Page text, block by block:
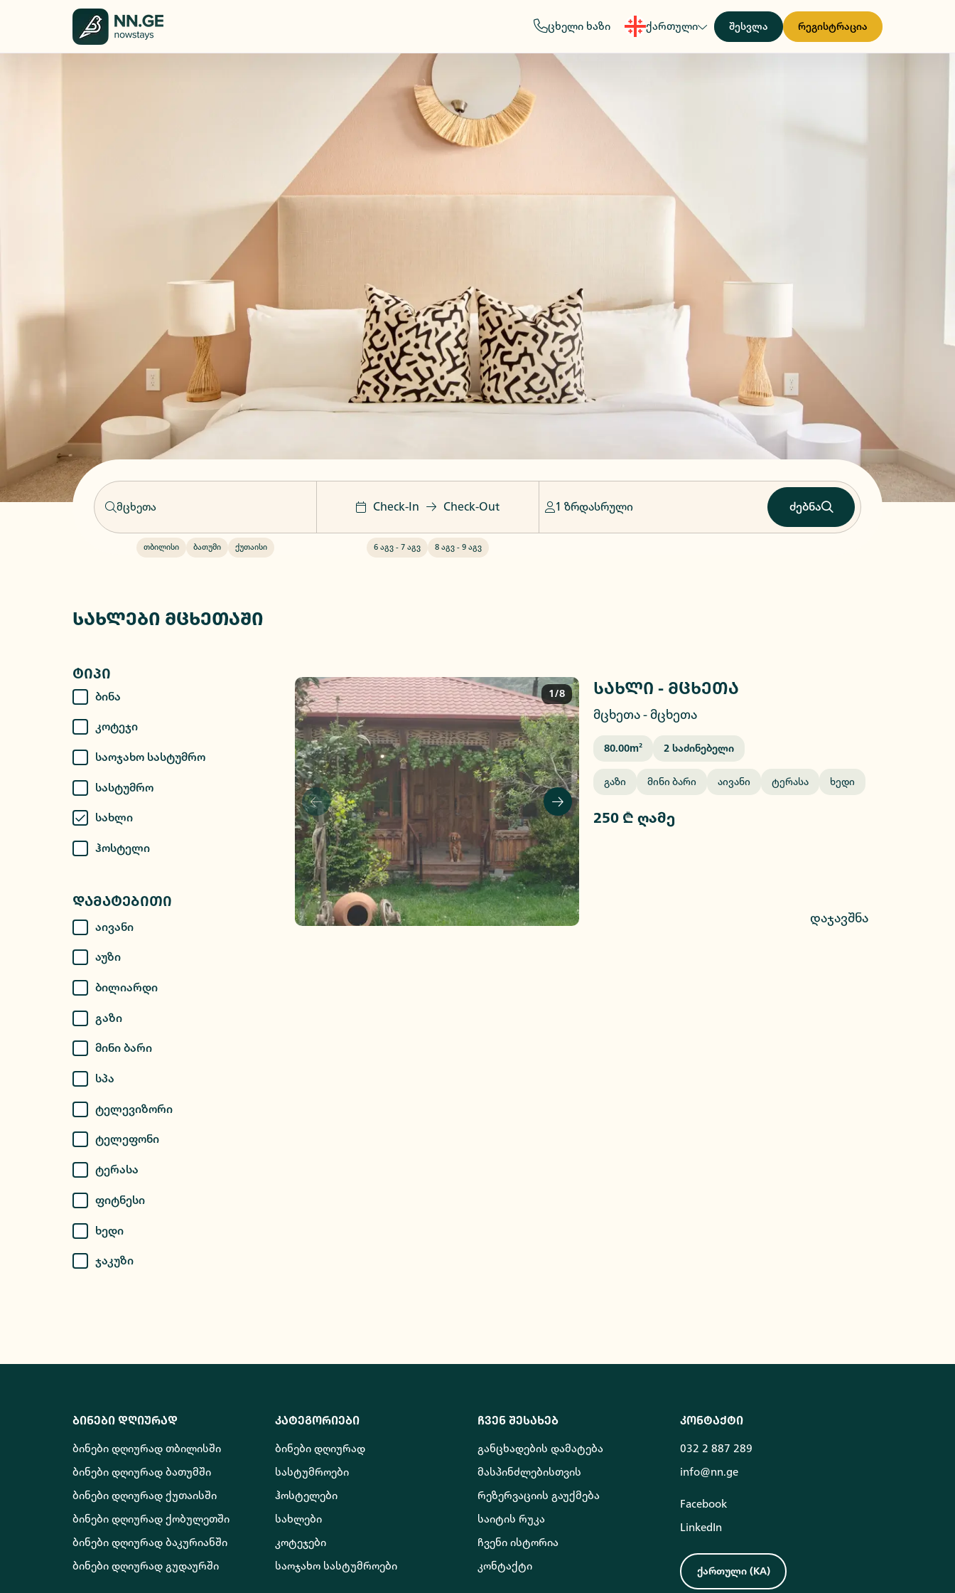
ცხელი ხაზი ქართული შესვლა რეგისტრაცია
თბილისი ბათუმი ქუთაისი
Check-In Check-Out
6 აგვ - 7 აგვ 8 აგვ - 9 აგვ
1 ზრდასრული ძებნა
სახლები მცხეთაში
Ტიპი
Ბინა
Კოტეჯი
Საოჯახო Სასტუმრო
Სასტუმრო
Სახლი
Ჰოსტელი
Დამატებითი
Აივანი
Აუზი
Ბილიარდი
Გაზი
Მინი Ბარი
Სპა
Ტელევიზორი
Ტელეფონი
Ტერასა
Ფიტნესი
Ხედი
Ჯაკუზი
1/8 სახლი - მცხეთა
მცხეთა-მცხეთა
80.00M² 2 Საძინებელი
Გაზი Მინი Ბარი Აივანი Ტერასა Ხედი
250 ₾ ღამე
დაჯავშნა
ბინები დღიურად
ბინები დღიურად თბილისში
ბინები დღიურად ბათუმში
ბინები დღიურად ქუთაისში
ბინები დღიურად ქობულეთში
ბინები დღიურად ბაკურიანში
ბინები დღიურად გუდაურში
კატეგორიები
ბინები დღიურად
სასტუმროები
ჰოსტელები
სახლები
კოტეჯები
საოჯახო სასტუმროები
ჩვენ შესახებ
განცხადების დამატება
მასპინძლებისთვის
რეზერვაციის გაუქმება
საიტის რუკა
ჩვენი ისტორია
კონტაქტი
კონტაქტი
032 2 887 289
info@nn.ge
Facebook
LinkedIn
ქართული (KA)